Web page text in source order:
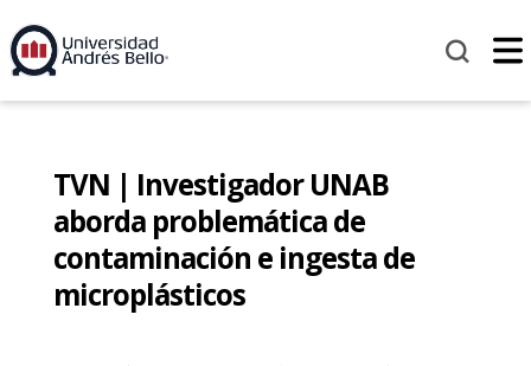
TVN | Investigador UNAB
aborda problemática de
contaminación e ingesta de
microplásticos